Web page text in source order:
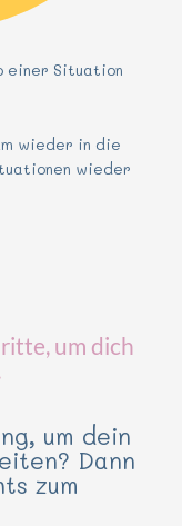
einer Situation
wieder in die
wieder
um dich
um dein
Dann
zum